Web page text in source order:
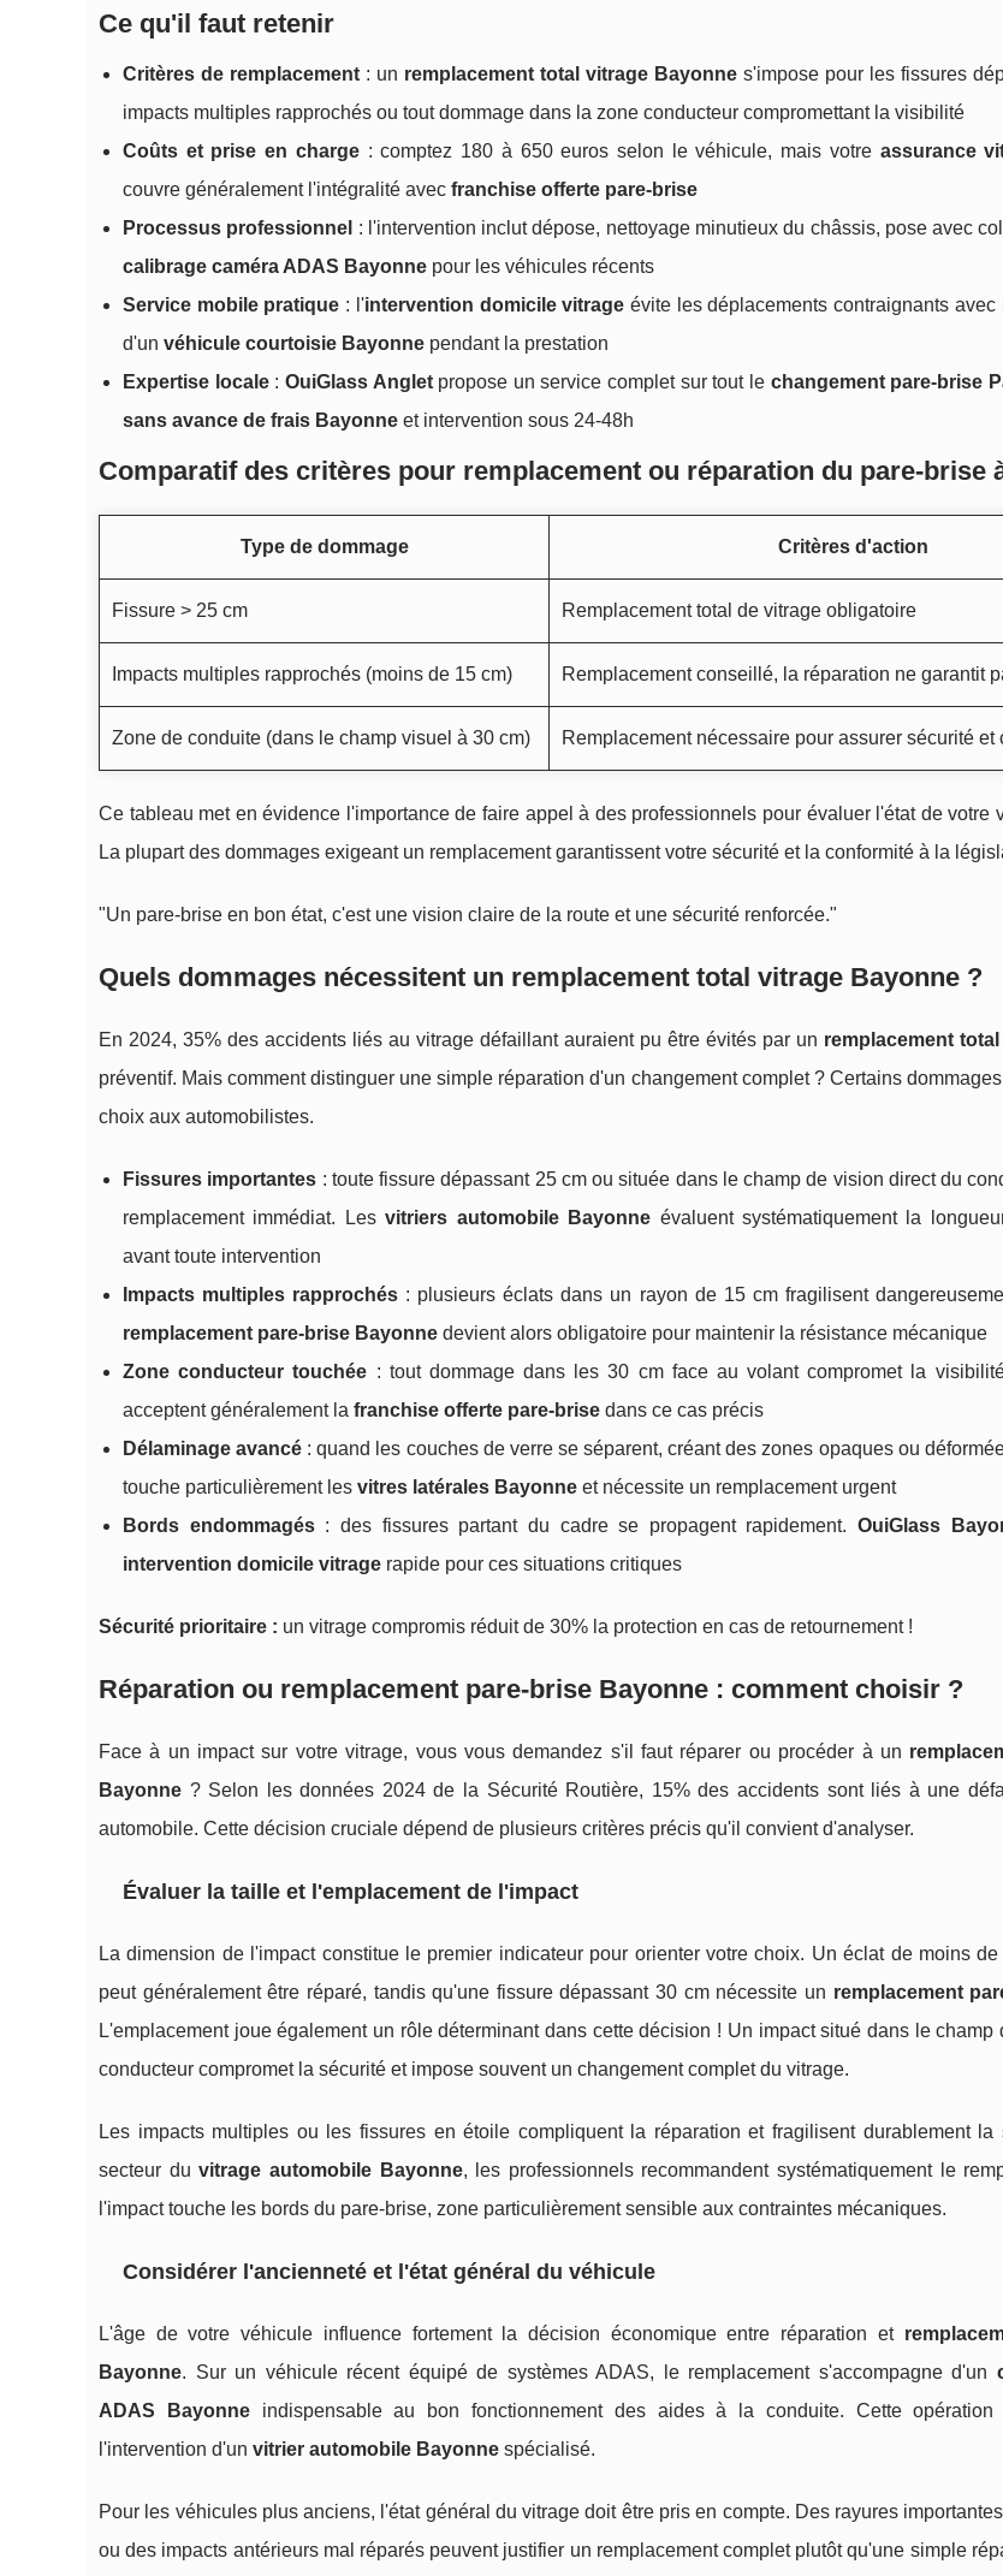
Ce qu'il faut retenir
Critères de remplacement : un remplacement total vitrage Bayonne s'impose pour les fissures
impacts multiples rapprochés ou tout dommage dans la zone conducteur compromettant la visibilité
Coûts et prise en charge: comptez 180 à 650 euros selon le véhicule, mais votre assurance
couvre généralement l'intégralité avec franchise offerte pare-brise
Processus professionnel : l'intervention inclut dépose, nettoyage minutieux du châssis, pose avec
calibrage caméra ADAS Bayonne pour les véhicules récents
Service mobile pratique : l'intervention domicile vitrage évite les déplacements contraignants avec
d'un véhicule courtoisie Bayonne pendant la prestation
Expertise locale: OuiGlass Angletpropose un service complet sur tout le changement pare-brise
sans avance de frais Bayonne et intervention sous 24-48h
Comparatif des critères pour remplacement ou réparation du pare-brise
Type de dommage Critères d'action
Fissure > 25 cm Remplacement total de vitrage obligatoire
Impacts multiples rapprochés (moins de 15 cm) Remplacement conseillé, la réparation ne garantit
Zone de conduite (dans le champ visuel à 30 cm) Remplacement nécessaire pour assurer sécurité et
Ce tableau met en évidence l'importance de faire appel à des professionnels pour évaluer l'état de votre
La plupart des dommages exigeant un remplacement garantissent votre sécurité et la conformité à la
"Un pare-brise en bon état, c'est une vision claire de la route et une sécurité renforcée."
Quels dommages nécessitent un remplacement total vitrage Bayonne ?
En 2024, 35% des accidents liés au vitrage défaillant auraient pu être évités par un remplacement
préventif. Mais comment distinguer une simple réparation d'un changement complet ? Certains
choix aux automobilistes.
Fissures importantes : toute fissure dépassant 25 cm ou située dans le champ de vision direct du
remplacement immédiat. Lesvitriers automobile Bayonne évaluent systématiquement la
avant toute intervention
Impacts multiples rapprochés : plusieurs éclats dans un rayon de 15 cm fragilisent
remplacement pare-brise Bayonne devient alors obligatoire pour maintenir la résistance mécanique
Zone conducteur touchée : tout dommage dans les 30 cm face au volant compromet la
acceptent généralement la franchise offerte pare-brise dans ce cas précis
Délaminage avancé : quand les couches de verre se séparent, créant des zones opaques ou
touche particulièrement les vitres latérales Bayonne et nécessite un remplacement urgent
Bords endommagés: des fissures partant du cadre se propagent rapidement.OuiGlass
intervention domicile vitrage rapide pour ces situations critiques
Sécurité prioritaire : un vitrage compromis réduit de 30% la protection en cas de retournement !
Réparation ou remplacement pare-brise Bayonne : comment choisir ?
Face à un impact sur votre vitrage, vous vous demandez s'il faut réparer ou procéder à un
Bayonne ? Selon les données 2024 de la Sécurité Routière, 15% des accidents sont liés à une
automobile. Cette décision cruciale dépend de plusieurs critères précis qu'il convient d'analyser.
Évaluer la taille et l'emplacement de l'impact
La dimension de l'impact constitue le premier indicateur pour orienter votre choix. Un éclat de moins
peut généralement être réparé, tandis qu'une fissure dépassant 30 cm nécessite un remplacement
L'emplacement joue également un rôle déterminant dans cette décision ! Un impact situé dans le champ
conducteur compromet la sécurité et impose souvent un changement complet du vitrage.
Les impacts multiples ou les fissures en étoile compliquent la réparation et fragilisent durablement la
secteur duvitrage automobile Bayonne, les professionnels recommandent systématiquement le
l'impact touche les bords du pare-brise, zone particulièrement sensible aux contraintes mécaniques.
Considérer l'ancienneté et l'état général du véhicule
L'âge de votre véhicule influence fortement la décision économique entre réparation et
Bayonne. Sur un véhicule récent équipé de systèmes ADAS, le remplacement s'accompagne d'un
ADAS Bayonneindispensable au bon fonctionnement des aides à la conduite. Cette opération
l'intervention d'un vitrier automobile Bayonne spécialisé.
Pour les véhicules plus anciens, l'état général du vitrage doit être pris en compte. Des rayures
ou des impacts antérieurs mal réparés peuvent justifier un remplacement complet plutôt qu'une simple